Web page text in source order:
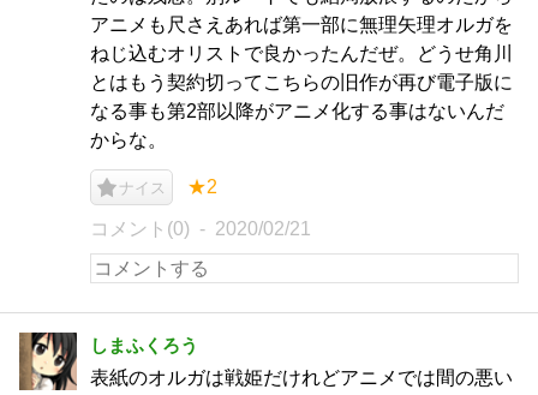
アニメも尺さえあれば第一部に無理矢理オルガを
ねじ込むオリストで良かったんだぜ。どうせ角川
とはもう契約切ってこちらの旧作が再び電子版に
なる事も第2部以降がアニメ化する事はないんだ
からな。
ナイス ★2
コメント(0) 2020/02/21
しまふくろう
表紙のオルガは戦姫だけれどアニメでは間の悪い